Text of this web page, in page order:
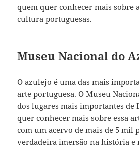
quem quer conhecer mais sobre
cultura portuguesas.
Museu Nacional do
O azulejo é uma das mais
arte portuguesa. O Museu
dos lugares mais importantes de
quer conhecer mais sobre essa
com um acervo de mais de 5 mil
verdadeira imersão na história e